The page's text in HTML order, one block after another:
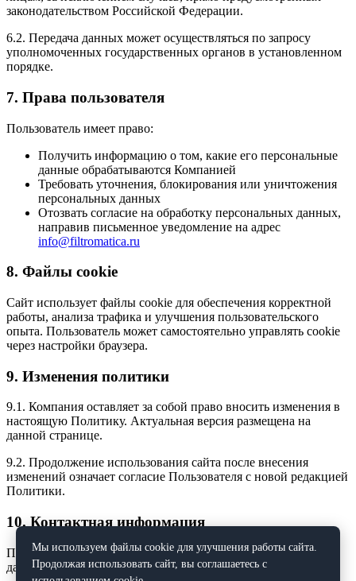
законодательством Российской Федерации.
6.2. Передача данных может осуществляться по запросу
уполномоченных государственных органов в установленном
порядке.
7. Права пользователя
Пользователь имеет право:
Получить информацию о том, какие его персональные
данные обрабатываются Компанией
Требовать уточнения, блокирования или уничтожения
персональных данных
Отозвать согласие на обработку персональных данных,
направив письменное уведомление на адрес
info@filtromatica.ru
8. Файлы cookie
Сайт использует файлы cookie для обеспечения корректной
работы, анализа трафика и улучшения пользовательского
опыта. Пользователь может самостоятельно управлять cookie
через настройки браузера.
9. Изменения политики
9.1. Компания оставляет за собой право вносить изменения в
настоящую Политику. Актуальная версия размещена на
данной странице.
9.2. Продолжение использования сайта после внесения
изменений означает согласие Пользователя с новой редакцией
Политики.
10. Контактная информация
По всем вопросам, связанным с обработкой персональных
данных, обращайтесь:
Мы используем файлы cookie для улучшения работы сайта.
Продолжая использовать сайт, вы соглашаетесь с